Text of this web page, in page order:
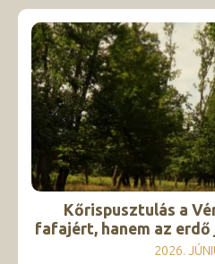
Kőrispusztulás a
fafajért, hanem az
2026.